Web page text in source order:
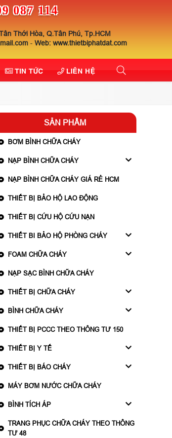
087 114
Thới Hòa, Q.Tân Phú, Tp.HCM
- Web: www.thietbiphatdat.com
TIN TỨC LIÊN HỆ
SẢN PHẨM
BƠM BÌNH CHỮA CHÁY
NẠP BÌNH CHỮA CHÁY
NẠP BÌNH CHỮA CHÁY GIÁ RẺ HCM
THIẾT BỊ BẢO HỘ LAO ĐỘNG
THIẾT BỊ CỨU HỘ CỨU NẠN
THIẾT BI BẢO HỘ PHÒNG CHÁY
FOAM CHỮA CHÁY
NẠP SẠC BÌNH CHỮA CHÁY
THIẾT BỊ CHỮA CHÁY
BÌNH CHỮA CHÁY
THIẾT BỊ PCCC THEO THÔNG TƯ 150
THIẾT BỊ Y TẾ
THIẾT BỊ BÁO CHÁY
MÁY BƠM NƯỚC CHỮA CHÁY
BÌNH TÍCH ÁP
TRANG PHỤC CHỮA CHÁY THEO THÔNG
TƯ 48